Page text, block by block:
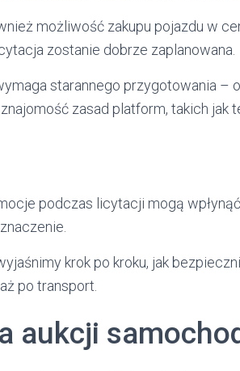
możliwość zakupu pojazdu w
zostanie dobrze zaplanowana.
starannego przygotowania –
zasad platform, takich jak
podczas licytacji mogą
krok po kroku, jak
po transport.
aukcji